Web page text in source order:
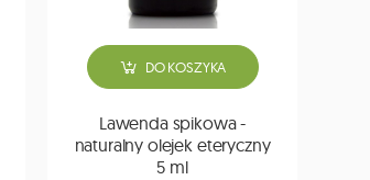
DO KOSZYKA
Lawenda spikowa -
naturalny olejek eteryczny
5 ml